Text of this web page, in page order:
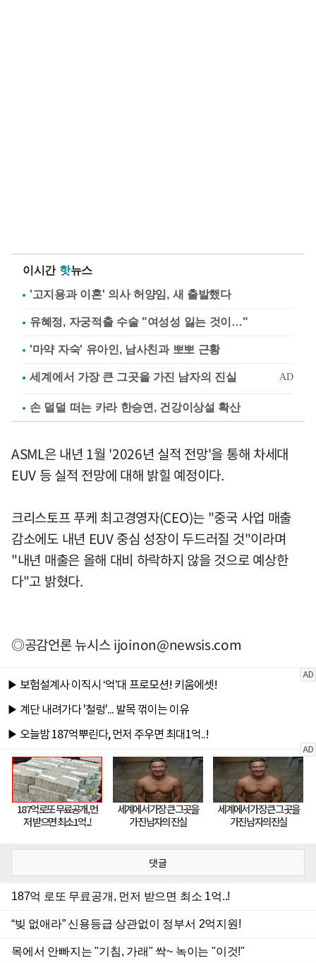
이시간 핫뉴스
'고지용과 이혼' 의사 허양임, 새 출발했다
유혜정, 자궁적출 수술 "여성성 잃는 것이…"
'마약 자숙' 유아인, 남사친과 뽀뽀 근황
손 덜덜 떠는 카라 한승연, 건강이상설 확산
ASML은 내년 1월 '2026년 실적 전망'을 통해 차세대
EUV 등 실적 전망에 대해 밝힐 예정이다.
크리스토프 푸케 최고경영자(CEO)는 "중국 사업 매출
감소에도 내년 EUV 중심 성장이 두드러질 것"이라며
"내년 매출은 올해 대비 하락하지 않을 것으로 예상한
다"고 밝혔다.
◎공감언론 뉴시스ijoinon@newsis.com
댓글